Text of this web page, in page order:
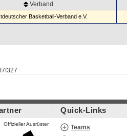
Verband
Basketball-Verband e.V.
Offizieller Ausrüster
Quick-Links
Teams